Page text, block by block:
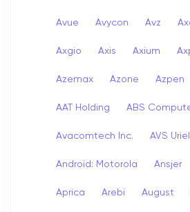
Avue Avycon Avz
Axgio Axis Axium
Azemax Azone Azpen
AAT Holding ABS
Avacomtech Inc. AVS Uriel
Android: Motorola Ansjer
Aprica Arebi August